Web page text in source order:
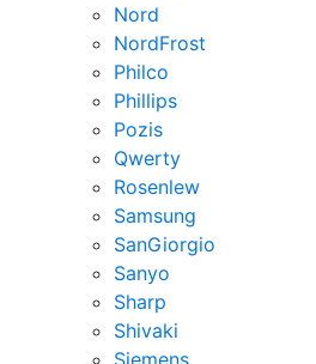
Nord
NordFrost
Philco
Phillips
Pozis
Qwerty
Rosenlew
Samsung
SanGiorgio
Sanyo
Sharp
Shivaki
Siemens